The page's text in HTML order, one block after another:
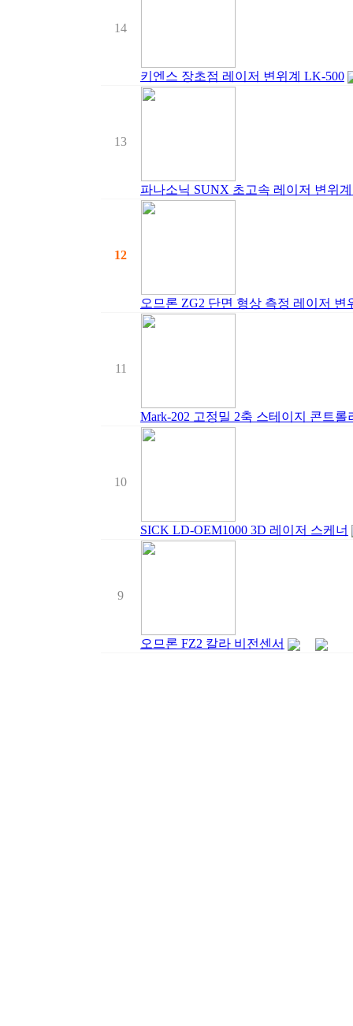
14
키엔스 장초점 레이저 변위계 LK-500
13
파나소닉 SUNX 초고속 레이저 변위
12
오므론 ZG2 단면 형상 측정 레이저 변
11
Mark-202 고정밀 2축 스테이지 콘트롤
10
SICK LD-OEM1000 3D 레이저 스케너
9
오므론 FZ2 칼라 비전센서